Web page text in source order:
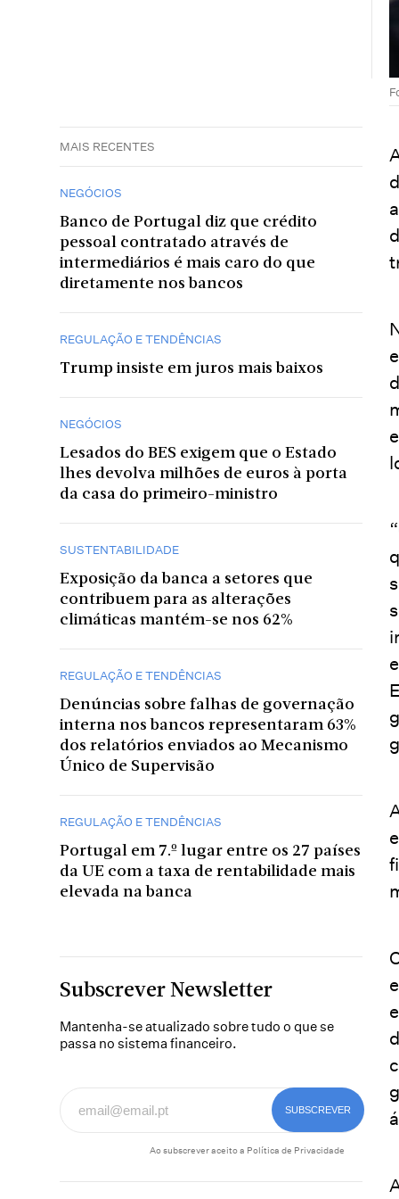
MAIS RECENTES
NEGÓCIOS
Banco de Portugal diz que crédito
pessoal contratado através de
intermediários é mais caro do que
diretamente nos bancos
REGULAÇÃO E TENDÊNCIAS
Trump insiste em juros mais baixos
NEGÓCIOS
Lesados do BES exigem que o Estado
lhes devolva milhões de euros à porta
da casa do primeiro-ministro
SUSTENTABILIDADE
Exposição da banca a setores que
contribuem para as alterações
climáticas mantém-se nos 62%
REGULAÇÃO E TENDÊNCIAS
Denúncias sobre falhas de governação
interna nos bancos representaram 63%
dos relatórios enviados ao Mecanismo
Único de Supervisão
REGULAÇÃO E TENDÊNCIAS
Portugal em 7.º lugar entre os 27 países
da UE com a taxa de rentabilidade mais
elevada na banca
Subscrever Newsletter
Mantenha-se atualizado sobre tudo o que se
passa no sistema financeiro.
Ao subscrever aceito a Política de Privacidade